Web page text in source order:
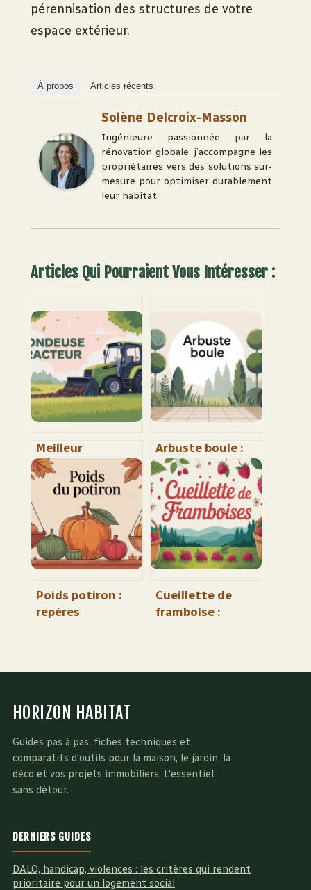
pérennisation des structures de votre
espace extérieur.
À propos Articles récents
Solène Delcroix-Masson
Ingénieure passionnée par la
rénovation globale, j’accompagne les
propriétaires vers des solutions sur-
mesure pour optimiser durablement
leur habitat.
Articles Qui Pourraient Vous Intéresser :
Meilleur
tondeuse
tracteur :
comment choisir
le bon modèle
pour votre
terrain
Arbuste boule :
idées, choix et
entretien pour
un jardin
structuré
Poids potiron :
repères
Cueillette de
framboise :
HORIZON HABITAT
Guides pas à pas, fiches techniques et
comparatifs d'outils pour la maison, le jardin, la
déco et vos projets immobiliers. L'essentiel,
sans détour.
DERNIERS GUIDES
DALO, handicap, violences : les critères qui rendent
prioritaire pour un logement social